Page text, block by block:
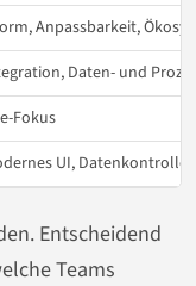
Anpassbarkeit,
Daten- und
Fokus
UI, Datenkontrolle
Entscheidend
Teams